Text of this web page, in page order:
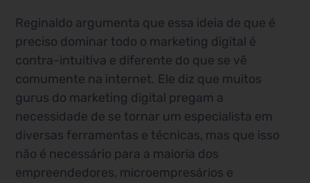
Reginaldo argumenta que essa ideia de que é
preciso dominar todo o marketing digital é
contra-intuitiva e diferente do que se vê
comumente na internet. Ele diz que muitos
gurus do marketing digital pregam a
necessidade de se tornar um especialista em
diversas ferramentas e técnicas, mas que isso
não é necessário para a maioria dos
empreendedores, microempresários e